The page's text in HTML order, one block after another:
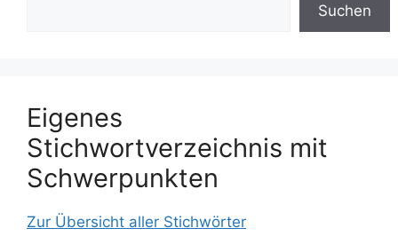
Suchen
Eigenes
Stichwortverzeichnis mit
Schwerpunkten
Zur Übersicht aller Stichwörter